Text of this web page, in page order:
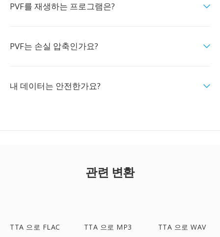
PVF를 재생하는 프로그램은?
PVF는 손실 압축인가요?
내 데이터는 안전한가요?
관련 변환
TTA 으로 FLAC TTA 으로 MP3 TTA 으로 WAV